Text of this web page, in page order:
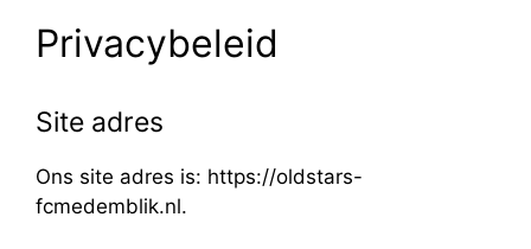
Privacybeleid
Site adres
Ons site adres is: https://oldstars-
fcmedemblik.nl.